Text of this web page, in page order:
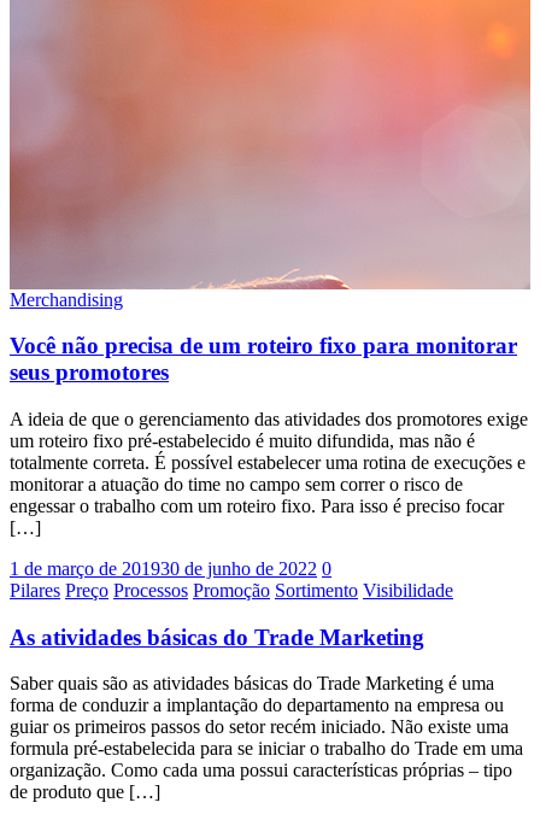
Merchandising
Você não precisa de um roteiro fixo para monitorar
seus promotores
A ideia de que o gerenciamento das atividades dos promotores exige
um roteiro fixo pré-estabelecido é muito difundida, mas não é
totalmente correta. É possível estabelecer uma rotina de execuções e
monitorar a atuação do time no campo sem correr o risco de
engessar o trabalho com um roteiro fixo. Para isso é preciso focar
[…]
1 de março de 201930 de junho de 2022 0
Pilares Preço Processos Promoção Sortimento Visibilidade
As atividades básicas do Trade Marketing
Saber quais são as atividades básicas do Trade Marketing é uma
forma de conduzir a implantação do departamento na empresa ou
guiar os primeiros passos do setor recém iniciado. Não existe uma
formula pré-estabelecida para se iniciar o trabalho do Trade em uma
organização. Como cada uma possui características próprias – tipo
de produto que […]